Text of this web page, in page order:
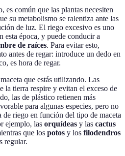
es común que las plantas necesiten
su metabolismo se ralentiza ante las
de luz. El riego excesivo es uno
esta época, y puede conducir a
de raíces. Para evitar esto,
antes de regar: introduce un dedo en
es hora de regar.
que estás utilizando. Las
la tierra respire y evitan el exceso de
las de plástico retienen más
para algunas especies, pero no
de riego en función del tipo de maceta
ejemplo, las orquídeas y las cactus
que los potos y los filodendros
regular.